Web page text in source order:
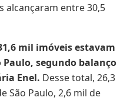
alcançaram entre 30,5
mil imóveis estavam
Paulo, segundo balanço
Enel. Desse total, 26,3
São Paulo, 2,6 mil de